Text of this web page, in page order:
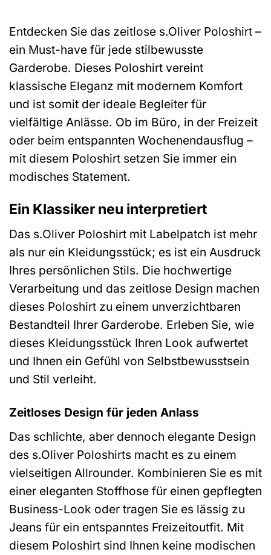
Entdecken Sie das zeitlose s.Oliver Poloshirt –
ein Must-have für jede stilbewusste
Garderobe. Dieses Poloshirt vereint
klassische Eleganz mit modernem Komfort
und ist somit der ideale Begleiter für
vielfältige Anlässe. Ob im Büro, in der Freizeit
oder beim entspannten Wochenendausflug –
mit diesem Poloshirt setzen Sie immer ein
modisches Statement.
Ein Klassiker neu interpretiert
Das s.Oliver Poloshirt mit Labelpatch ist mehr
als nur ein Kleidungsstück; es ist ein Ausdruck
Ihres persönlichen Stils. Die hochwertige
Verarbeitung und das zeitlose Design machen
dieses Poloshirt zu einem unverzichtbaren
Bestandteil Ihrer Garderobe. Erleben Sie, wie
dieses Kleidungsstück Ihren Look aufwertet
und Ihnen ein Gefühl von Selbstbewusstsein
und Stil verleiht.
Zeitloses Design für jeden Anlass
Das schlichte, aber dennoch elegante Design
des s.Oliver Poloshirts macht es zu einem
vielseitigen Allrounder. Kombinieren Sie es mit
einer eleganten Stoffhose für einen gepflegten
Business-Look oder tragen Sie es lässig zu
Jeans für ein entspanntes Freizeitoutfit. Mit
diesem Poloshirt sind Ihnen keine modischen